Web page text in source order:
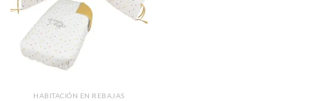
Añadir
a la
HABITACIÓN EN REBAJAS